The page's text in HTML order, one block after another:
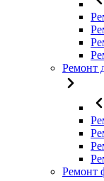
Ремонт
Ремонт